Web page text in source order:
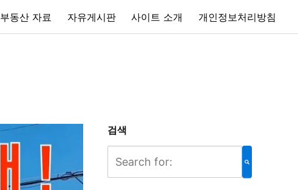
부동산 자료 자유게시판 사이트 소개 개인정보처리방침
검색